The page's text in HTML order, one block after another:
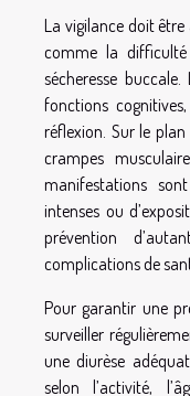
La vigilance doit
comme la
sécheresse
fonctions
réflexion. Sur le
crampes
manifestations
intenses ou
prévention
complications de
Pour garantir une
surveiller
une diurèse
selon l’activité,